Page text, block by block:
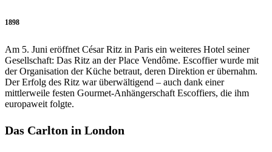
1898
Am 5. Juni eröffnet César Ritz in Paris ein weiteres Hotel seiner
Gesellschaft: Das Ritz an der Place Vendôme. Escoffier wurde mit
der Organisation der Küche betraut, deren Direktion er übernahm.
Der Erfolg des Ritz war überwältigend – auch dank einer
mittlerweile festen Gourmet-Anhängerschaft Escoffiers, die ihm
europaweit folgte.
Das Carlton in London